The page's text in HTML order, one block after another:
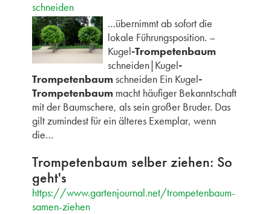
schneiden
…übernimmt ab sofort die
lokale Führungsposition. –
Kugel-Trompetenbaum
schneiden|Kugel-
Trompetenbaumschneiden Ein Kugel-
Trompetenbaummacht häufiger Bekanntschaft
mit der Baumschere, als sein großer Bruder. Das
gilt zumindest für ein älteres Exemplar, wenn
die…
Trompetenbaum selber ziehen: So
geht's
https://www.gartenjournal.net/trompetenbaum-
samen-ziehen